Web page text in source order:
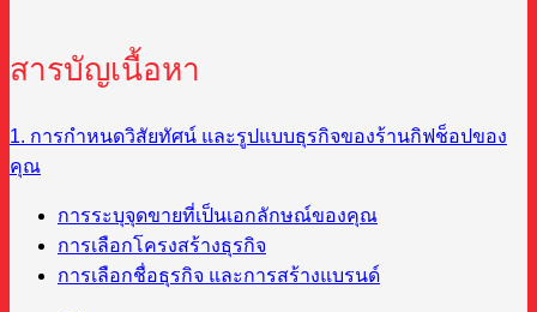
สารบัญเนื้อหา
1. การกำหนดวิสัยทัศน์ และรูปแบบธุรกิจของร้านกิฟช็อปของ
คุณ
การระบุจุดขายที่เป็นเอกลักษณ์ของคุณ
การเลือกโครงสร้างธุรกิจ
การเลือกชื่อธุรกิจ และการสร้างแบรนด์